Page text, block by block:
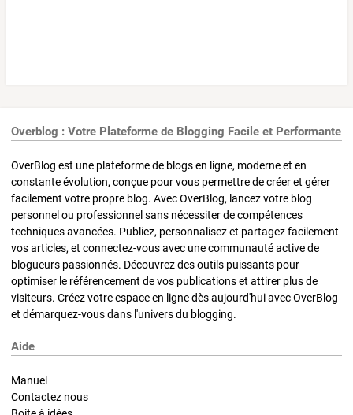
Overblog : Votre Plateforme de Blogging Facile et Performante
OverBlog est une plateforme de blogs en ligne, moderne et en
constante évolution, conçue pour vous permettre de créer et gérer
facilement votre propre blog. Avec OverBlog, lancez votre blog
personnel ou professionnel sans nécessiter de compétences
techniques avancées. Publiez, personnalisez et partagez facilement
vos articles, et connectez-vous avec une communauté active de
blogueurs passionnés. Découvrez des outils puissants pour
optimiser le référencement de vos publications et attirer plus de
visiteurs. Créez votre espace en ligne dès aujourd'hui avec OverBlog
et démarquez-vous dans l'univers du blogging.
Aide
Manuel
Contactez nous